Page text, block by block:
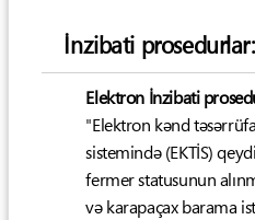
İnzibati prosedurlar:
Elektron İnzibati
"Elektron kənd
sistemində (EKTİS)
fermer statusunun
və karapaçax barama